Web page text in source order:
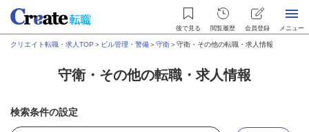
後で見る 閲覧履歴 会員登録 メニュー
クリエイト転職・求人TOP ＞ ビル管理・警備＞守衛＞守衛・その他の転職・求人情報
守衛・その他の転職・求人情報
検索条件の設定